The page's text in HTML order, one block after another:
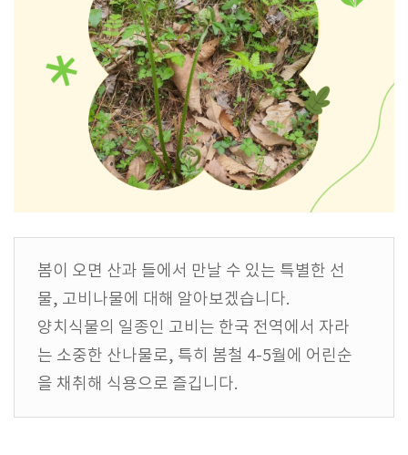
봄이 오면 산과 들에서 만날 수 있는 특별한 선
물, 고비나물에 대해 알아보겠습니다.
양치식물의 일종인 고비는 한국 전역에서 자라
는 소중한 산나물로, 특히 봄철 4-5월에 어린순
을 채취해 식용으로 즐깁니다.